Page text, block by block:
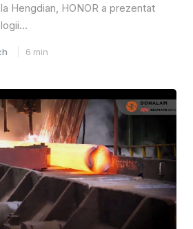
Hengdian, HONOR a prezentat
6 min